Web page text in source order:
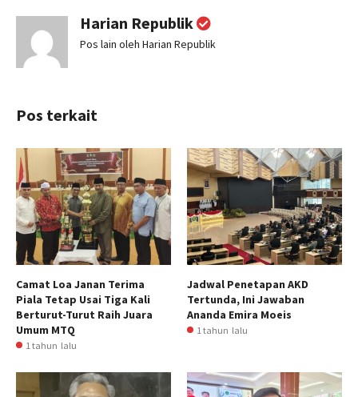
Harian Republik
Pos lain oleh Harian Republik
Pos terkait
Camat Loa Janan Terima
Piala Tetap Usai Tiga Kali
Berturut-Turut Raih Juara
Umum MTQ
1 tahun lalu
Jadwal Penetapan AKD
Tertunda, Ini Jawaban
Ananda Emira Moeis
1 tahun lalu